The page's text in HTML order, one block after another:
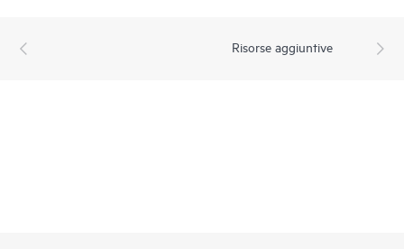
Risorse aggiuntive